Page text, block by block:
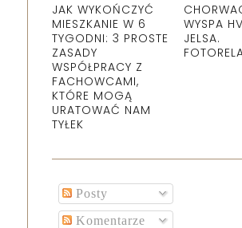
JAK WYKOŃCZYĆ
MIESZKANIE W 6
TYGODNI: 3 PROSTE
ZASADY
WSPÓŁPRACY Z
FACHOWCAMI,
KTÓRE MOGĄ
URATOWAĆ NAM
TYŁEK
WYSPA
JELSA.
Posty
Komentarze